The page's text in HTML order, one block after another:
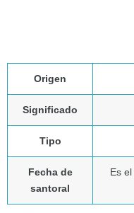
Origen
Significado
Tipo
Fecha de
santoral
Es el